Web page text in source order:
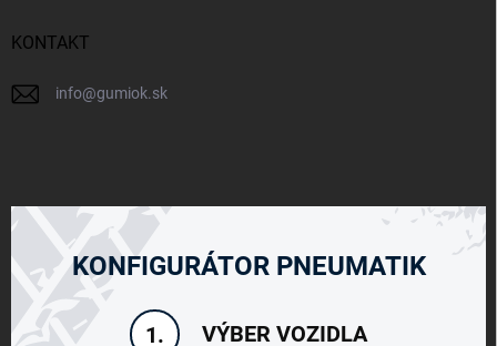
KONTAKT
info@gumiok.sk
KONFIGURÁTOR PNEUMATIK
1. VÝBER VOZIDLA